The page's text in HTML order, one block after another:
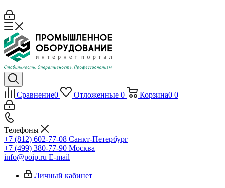
Сравнение0 Отложенные 0 Корзина0 0
Телефоны
+7 (812) 602-77-08 Санкт-Петербург
+7 (499) 380-77-90 Москва
info@poip.ru E-mail
Личный кабинет